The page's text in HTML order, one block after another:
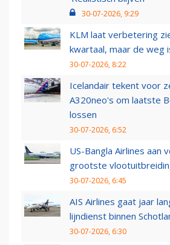
30-07-2026, 9:29
KLM laat verbetering
kwartaal, maar de weg
30-07-2026, 8:22
Icelandair tekent voor
A320neo's om laatste
lossen
30-07-2026, 6:52
US-Bangla Airlines aan
grootste
30-07-2026, 6:45
AIS Airlines gaat jaar
lijndienst binnen
30-07-2026, 6:30